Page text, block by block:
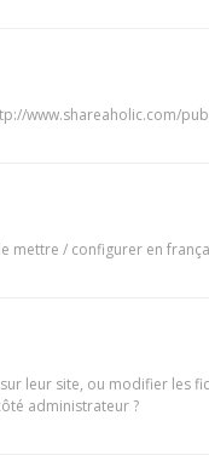
www.shareaholic.com/
mettre / configurer en
leur site, ou modifier les
administrateur ?